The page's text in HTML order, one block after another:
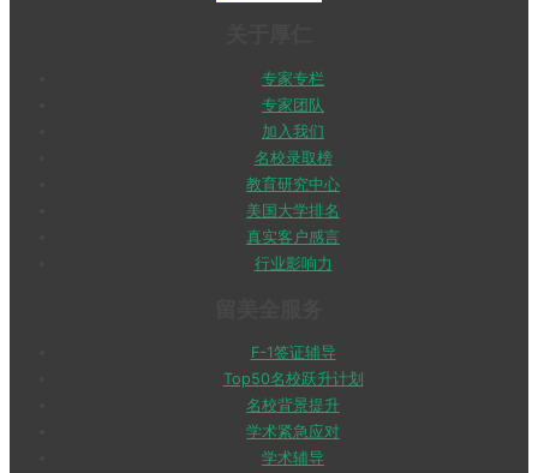
专家专栏
专家团队
加入我们
名校录取榜
教育研究中心
美国大学排名
真实客户感言
行业影响力
F-1签证辅导
Top50名校跃升计划
名校背景提升
学术紧急应对
学术辅导